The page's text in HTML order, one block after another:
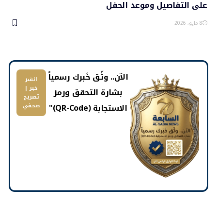
على التفاصيل وموعد الحفل
8 مايو، 2026
​الآن.. وثّق خَبرك رسمياً
بشارة التحقق ورمز
الاستجابة (QR-Code)"
انشر
خبر |
تصريح
صحفي